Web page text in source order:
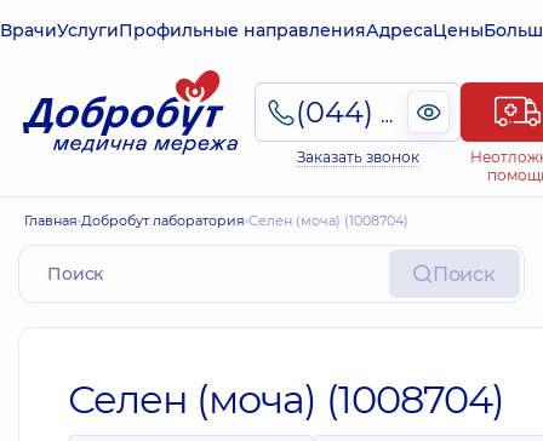
ВрачиУслугиПрофильные направленияАдресаЦены
(044) 495-2-888
Заказать звонок
Главная Добробут лаборатория Селен (моча) (1008704)
Поиск
Селен (моча) (1008704)